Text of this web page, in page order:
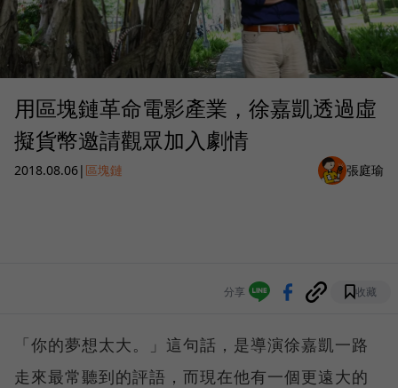
用區塊鏈革命電影產業，徐嘉凱透過虛
擬貨幣邀請觀眾加入劇情
2018.08.06| 區塊鏈 張庭瑜
分享 收藏
「你的夢想太大。」這句話，是導演徐嘉凱一路
走來最常聽到的評語，而現在他有一個更遠大的